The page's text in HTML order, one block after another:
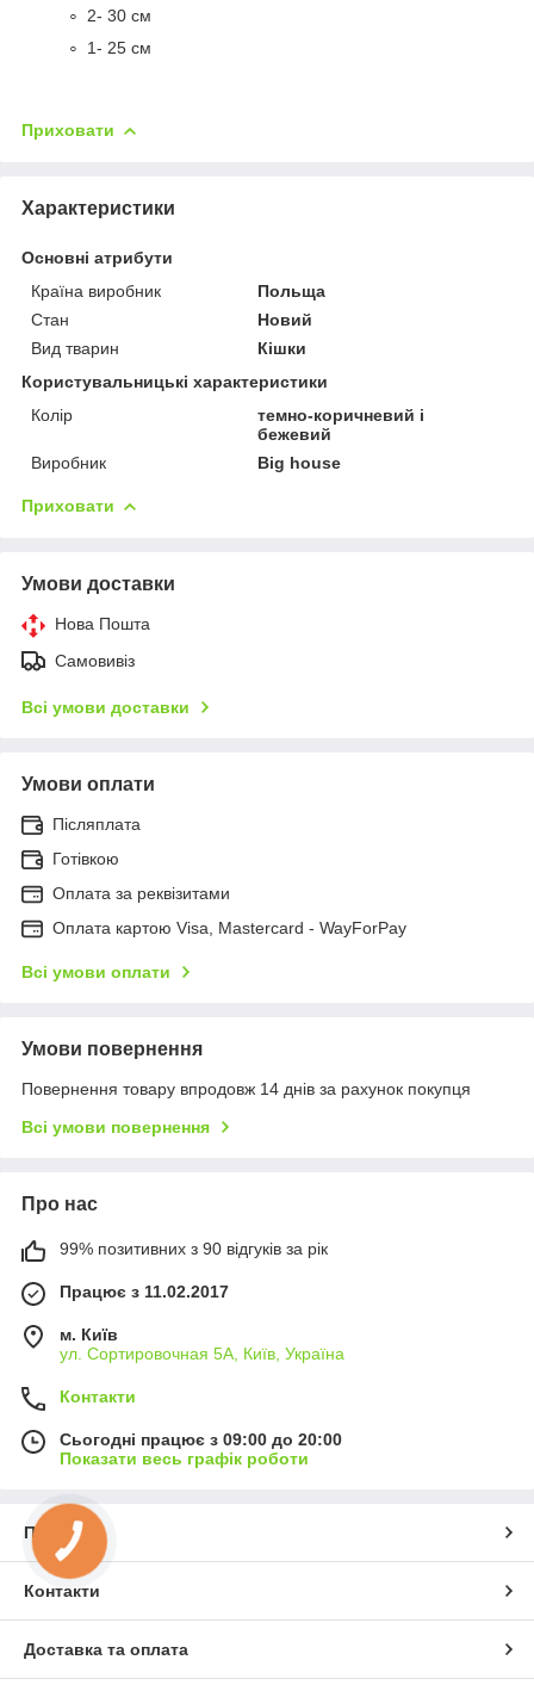
2- 30 см
1- 25 см
Приховати
Характеристики
Основні атрибути
Країна виробник
Польща
Стан
Новий
Вид тварин
Кішки
Користувальницькі характеристики
Колір
темно-коричневий і
бежевий
Виробник
Big house
Приховати
Умови доставки
Нова Пошта
Самовивіз
Всі умови доставки
Умови оплати
Післяплата
Готівкою
Оплата за реквізитами
Оплата картою Visa, Mastercard - WayForPay
Всі умови оплати
Умови повернення
Повернення товару впродовж 14 днів за рахунок покупця
Всі умови повернення
Про нас
99% позитивних з 90 відгуків за рік
Працює з 11.02.2017
м. Київ
ул. Сортировочная 5А, Київ, Україна
Контакти
Сьогодні працює з 09:00 до 20:00
Показати весь графік роботи
Про нас
Контакти
Доставка та оплата
КНОПКА
ЗВ'ЯЗКУ